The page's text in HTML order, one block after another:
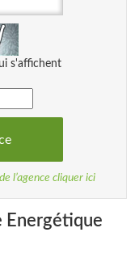
s'affichent
l’agence cliquer ici
Energétique